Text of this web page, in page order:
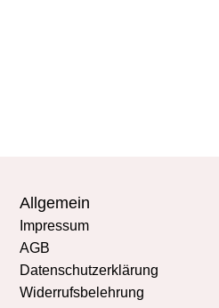
Allgemein
Impressum
AGB
Datenschutzerklärung
Widerrufsbelehrung